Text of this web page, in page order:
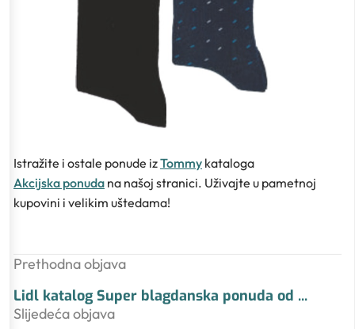
Istražite i ostale ponude izTommy kataloga
Akcijska ponuda na našoj stranici. Uživajte u pametnoj
kupovini i velikim uštedama!
Prethodna objava
Lidl katalog Super blagdanska ponuda od ...
Slijedeća objava